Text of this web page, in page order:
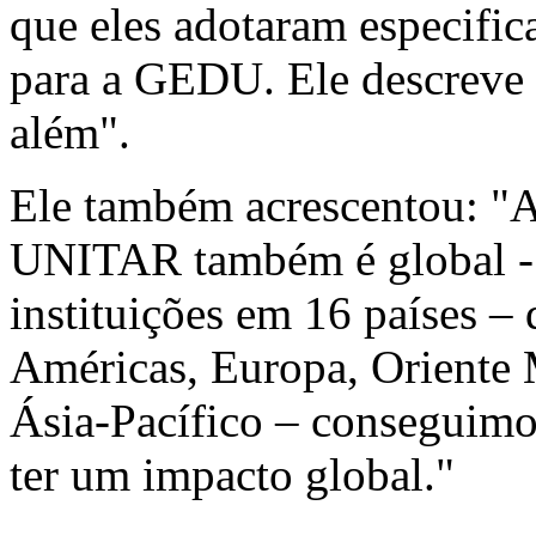
que eles adotaram
para a GEDU. Ele
além".
Ele também acrescentou:
UNITAR também é global
instituições em 16 países –
Américas, Europa,
Ásia-Pacífico –
ter um impacto global."